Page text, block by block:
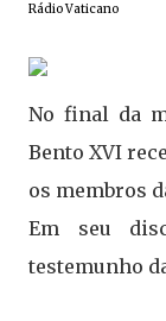
Rádio Vaticano
No final da
Bento XVI
os membros
Em seu
testemunho